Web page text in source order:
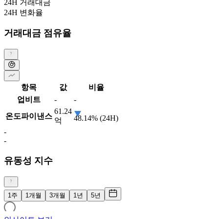
24H 거래대금
24H 변화율
거래대금 점유율
항목 값
비율
업비트
-
-
온도파이낸스
61.24
억
48.14% (24H)
-
-
유동성 지수
1주 1개월 3개월 1년 5년